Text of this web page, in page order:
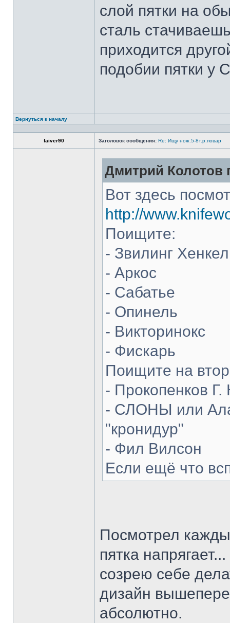
слой пятки на
сталь
приходится
подобии пятки у
Вернуться к началу
faiver90 Заголовок сообщения: Re: Ищу нож.5-8т.р.повар
Дмитрий Колотов
Вот здесь
http://
Поищите:
- Звилинг
- Аркос
- Сабатье
- Опинель
- Викторинокс
- Фискарь
Поищите на
- Прокопенков Г.
- СЛОНЫ или
"кронидур"
- Фил Вилсон
Если ещё что
Посмотрел
пятка
созрею себе
дизайн
абсолютно.